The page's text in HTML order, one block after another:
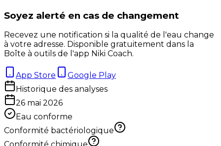
Soyez alerté en cas de changement
Recevez une notification si la qualité de l'eau change
à votre adresse. Disponible gratuitement dans la
Boîte à outils de l'app Niki Coach.
App Store
Google Play
Historique des analyses
26 mai 2026
Eau conforme
Conformité bactériologique